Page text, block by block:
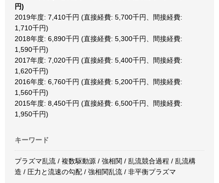
円)
2019年度: 7,410千円 (直接経費: 5,700千円、間接経費:
1,710千円)
2018年度: 6,890千円 (直接経費: 5,300千円、間接経費:
1,590千円)
2017年度: 7,020千円 (直接経費: 5,400千円、間接経費:
1,620千円)
2016年度: 6,760千円 (直接経費: 5,200千円、間接経費:
1,560千円)
2015年度: 8,450千円 (直接経費: 6,500千円、間接経費:
1,950千円)
キーワード
プラズマ乱流 / 複数駆動源 / 強相関 / 乱流競合過程 / 乱流構
造 / 圧力と流速の勾配 / 強相関乱流 / 非平衡プラズマ